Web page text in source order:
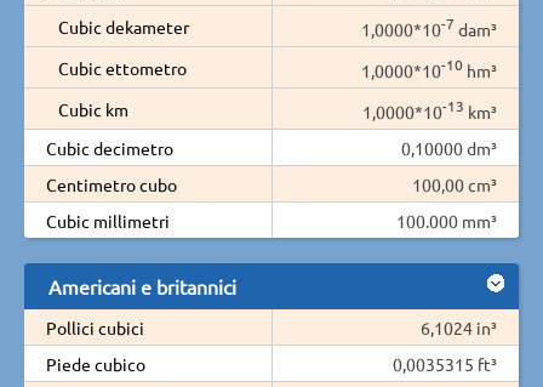
Cubic dekameter
1,0000*10-7 dam³
Cubic ettometro
1,0000*10-10 hm³
Cubic km
1,0000*10-13 km³
Cubic decimetro
0,10000 dm³
Centimetro cubo
100,00 cm³
Cubic millimetri
100.000 mm³
Americani e britannici
Pollici cubici
6,1024 in³
Piede cubico
0,0035315 ft³